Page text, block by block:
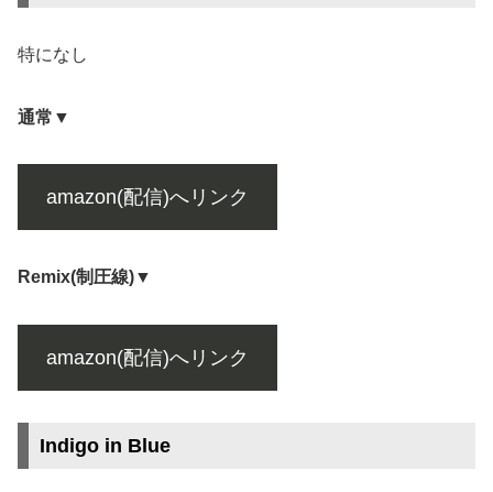
特になし
通常▼
amazon(配信)へリンク
Remix(制圧線)▼
amazon(配信)へリンク
Indigo in Blue